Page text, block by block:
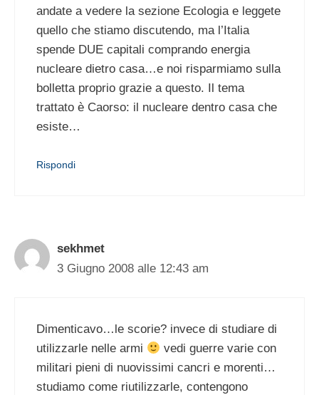
andate a vedere la sezione Ecologia e leggete
quello che stiamo discutendo, ma l’Italia
spende DUE capitali comprando energia
nucleare dietro casa…e noi risparmiamo sulla
bolletta proprio grazie a questo. Il tema
trattato è Caorso: il nucleare dentro casa che
esiste…
Rispondi
sekhmet
3 Giugno 2008 alle 12:43 am
Dimenticavo…le scorie? invece di studiare di
utilizzarle nelle armi
vedi guerre varie con
militari pieni di nuovissimi cancri e morenti…
studiamo come riutilizzarle, contengono